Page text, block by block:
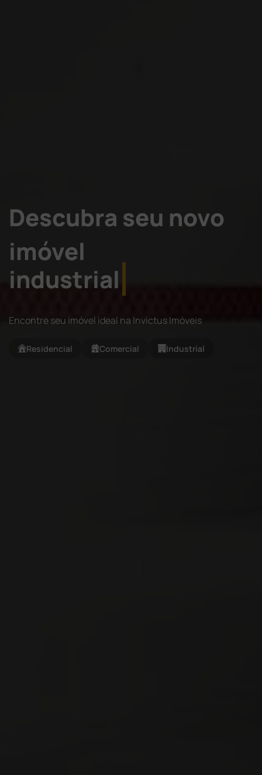
Descubra seu novo
imóvel
industrial
Encontre seu imóvel ideal na Invictus Imóveis
Residencial Comercial Industrial